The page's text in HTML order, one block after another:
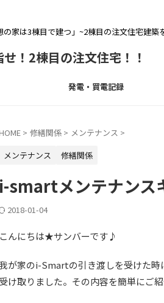
の家は3棟目で建つ」~2棟目の注文住宅建
せ！2棟目の注文住宅！！
発電・買電記録
> 修繕関係 > メンテナンス >
メンテナンス
修繕関係
i-smartメンテナンス
2018-01-04
こんにちは★サンバーです♪
が家のi-Smartの引き渡しを受けた時
受け取りました。その内容を簡単にご紹